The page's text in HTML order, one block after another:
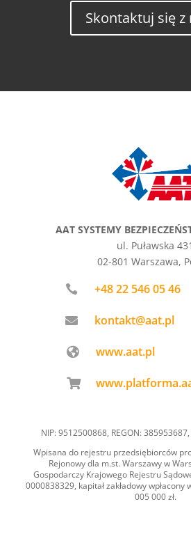
Skontaktuj się z
AAT SYSTEMY
ul. Puławska 431
02-801 Warszawa,
 +48 22 546 05 46
 kontakt@aat.pl
 www.aat.pl

NIP: 9512500868, REGON:
Wpisana do rejestru przedsiębiorców
Rejonowy dla m.st. Warszawy w
Gospodarczy Krajowego Rejestru
0000838329, kapitał zakładowy wpłacony
005 000 zł.